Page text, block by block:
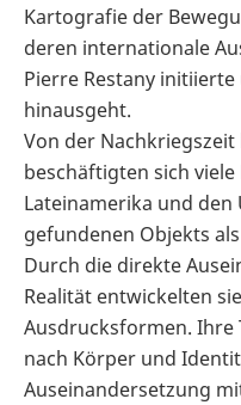
Kartografie der
deren internationale
Pierre Restany
hinausgeht.
Von der
beschäftigten sich
Lateinamerika und den
gefundenen Objekts
Durch die direkte
Realität entwickelten
Ausdrucksformen. Ihre
nach Körper und
Auseinandersetzung